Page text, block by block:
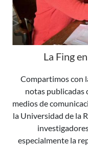
La Fing
Compartimos con
notas
medios de
la Universidad de la
especialmente la